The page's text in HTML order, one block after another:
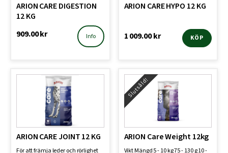
ARION CARE DIGESTION
12 KG
909.00kr Info
ARION CARE HYPO 12 KG
1 009.00kr KÖP
ARION CARE JOINT 12 KG
För att främja leder och rörlighet
Slutsåld!
ARION Care Weight 12kg
Vikt Mängd 5 - 10 kg 75 - 130 g 10 -